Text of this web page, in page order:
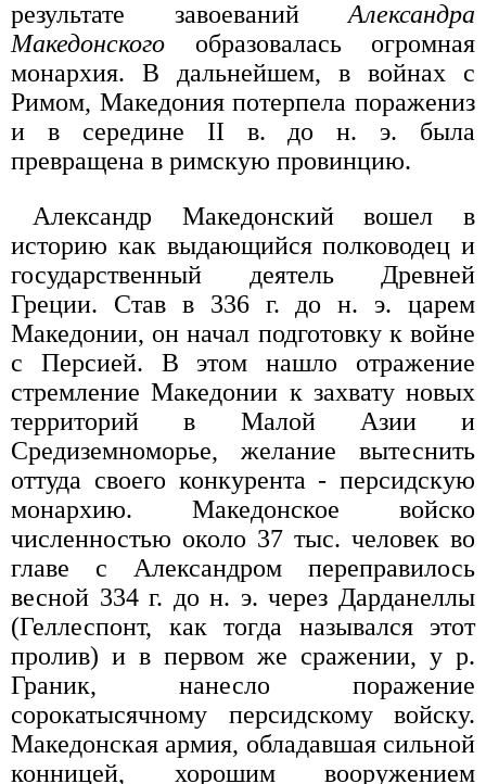
результате завоеваний Александра
Македонского образовалась огромная
монархия. В дальнейшем, в войнах с
Римом, Македония потерпела поражениз
и в середине II в. до н. э. была
превращена в римскую провинцию.
Александр Македонский вошел в
историю как выдающийся полководец и
государственный деятель Древней
Греции. Став в 336 г. до н. э. царем
Македонии, он начал подготовку к войне
с Персией. В этом нашло отражение
стремление Македонии к захвату новых
территорий в Малой Азии и
Средиземноморье, желание вытеснить
оттуда своего конкурента - персидскую
монархию. Македонское войско
численностью около 37 тыс. человек во
главе с Александром переправилось
весной 334 г. до н. э. через Дарданеллы
(Геллеспонт, как тогда назывался этот
пролив) и в первом же сражении, у р.
Граник, нанесло поражение
сорокатысячному персидскому войску.
Македонская армия, обладавшая сильной
конницей, хорошим вооружением